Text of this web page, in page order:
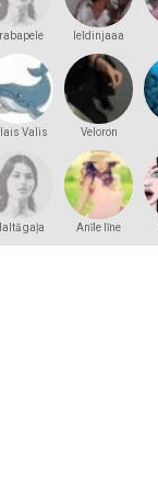
leldinjaaa
Valis Veloron
gaļa Anīle līne